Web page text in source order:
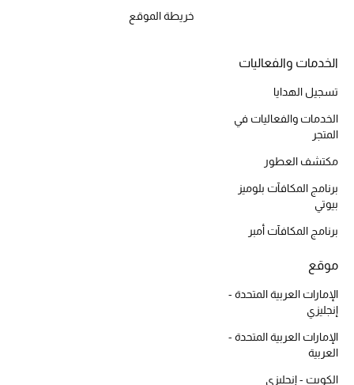
تسوقوا الأحذية
جميع مستحضرات الجمال
العطور
مكتشف العطور
خريطة الموقع
الخدمات والفعاليات
تسجيل الهدايا
الخدمات والفعاليات في
المتجر
مكتشف العطور
برنامج المكافآت بلوميز
بيوتي
برنامج المكافآت أمبر
موقع
الإمارات العربية المتحدة -
إنجليزي
الإمارات العربية المتحدة -
العربية
الكويت - إنجليزي